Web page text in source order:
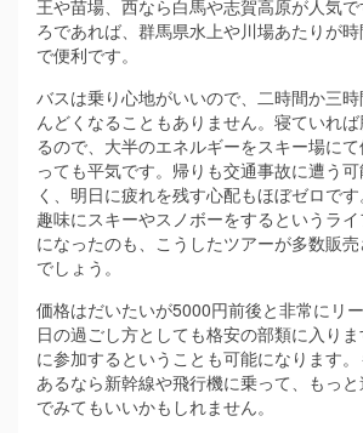
王や苗場、西なら白馬や志賀高原が人気
ろであれば、群馬県水上や川場あたりが
で便利です。
バスは乗り心地がいいので、二時間か三
んどくなることもありません。寝ていれ
るので、大半のエネルギーをスキー場に
っても平気です。帰りも交通事故に遭う
く、明日に疲れを残す心配もほぼゼロで
趣味にスキーやスノボーをするというラ
になったのも、こうしたツアーが多数販
でしょう。
価格はだいたいが5000円前後と非常にリ
日の過ごし方としても格安の部類に入り
に参加するということも可能になります
あるなら新幹線や飛行機に乗って、もっ
でみてもいいかもしれません。